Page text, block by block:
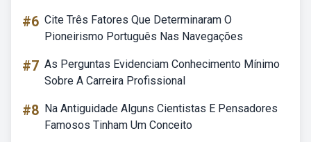
#6 Cite Três Fatores Que Determinaram O
Pioneirismo Português Nas Navegações
#7 As Perguntas Evidenciam Conhecimento Mínimo
Sobre A Carreira Profissional
#8 Na Antiguidade Alguns Cientistas E Pensadores
Famosos Tinham Um Conceito